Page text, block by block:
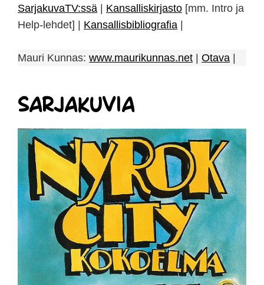
SarjakuvaTV:ssä | Kansalliskirjasto [mm. Intro ja
Help-lehdet] | Kansallisbibliografia |
Mauri Kunnas: www.maurikunnas.net | Otava |
Sarjakuvia